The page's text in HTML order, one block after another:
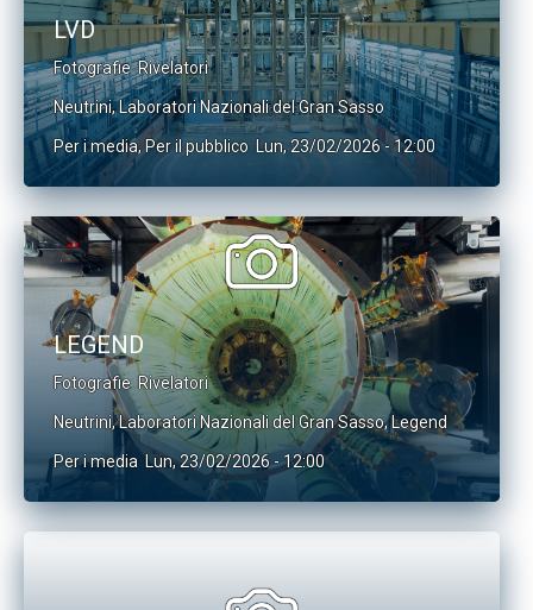
LVD
Fotografie Rivelatori
Neutrini,Laboratori Nazionali del Gran Sasso
Per i media,Per il pubblico Lun, 23/02/2026 - 12:00
LEGEND
Fotografie Rivelatori
Neutrini,Laboratori Nazionali del Gran Sasso,Legend
Per i media Lun, 23/02/2026 - 12:00